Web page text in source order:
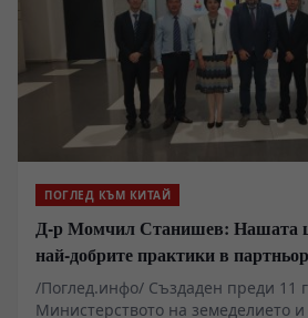
ПОГЛЕД КЪМ КИТАЙ
Д-р Момчил Станишев: Нашата
най-добрите практики в
Китай и ЦИЕ
/Поглед.инфо/ Създаден преди 11
Министерството на земеделието